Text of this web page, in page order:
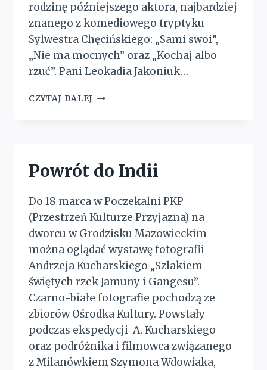
rodzinę późniejszego aktora, najbardziej
znanego z komediowego tryptyku
Sylwestra Chęcińskiego: „Sami swoi”,
„Nie ma mocnych” oraz „Kochaj albo
rzuć”. Pani Leokadia Jakoniuk…
CZYTAJ DALEJ „KASZABLANKA”
Powrót do Indii
Do 18 marca w Poczekalni PKP
(Przestrzeń Kulturze Przyjazna) na
dworcu w Grodzisku Mazowieckim
można oglądać wystawę fotografii
Andrzeja Kucharskiego „Szlakiem
świętych rzek Jamuny i Gangesu”.
Czarno-białe fotografie pochodzą ze
zbiorów Ośrodka Kultury. Powstały
podczas ekspedycji A. Kucharskiego
oraz podróżnika i filmowca związanego
z Milanówkiem Szymona Wdowiaka,